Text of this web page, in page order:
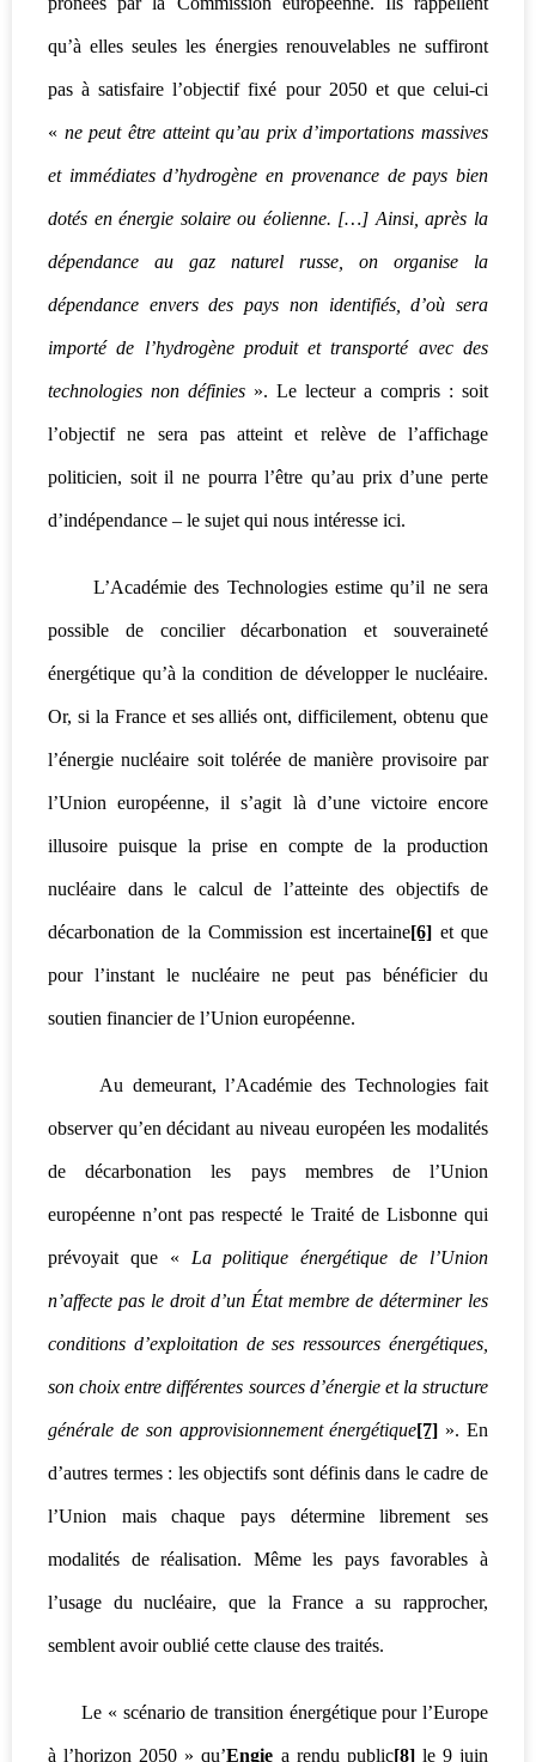
qu’à elles seules les énergies renouvelables ne suffiront
pas à satisfaire l’objectif fixé pour 2050 et que celui-ci
« ne peut être atteint qu’au prix d’importations massives
et immédiates d’hydrogène en provenance de pays bien
dotés en énergie solaire ou éolienne. […] Ainsi, après la
dépendance au gaz naturel russe, on organise la
dépendance envers des pays non identifiés, d’où sera
importé de l’hydrogène produit et transporté avec des
technologies non définies ». Le lecteur a compris : soit
l’objectif ne sera pas atteint et relève de l’affichage
politicien, soit il ne pourra l’être qu’au prix d’une perte
d’indépendance – le sujet qui nous intéresse ici.
L’Académie des Technologies estime qu’il ne sera
possible de concilier décarbonation et souveraineté
énergétique qu’à la condition de développer le nucléaire.
Or, si la France et ses alliés ont, difficilement, obtenu que
l’énergie nucléaire soit tolérée de manière provisoire par
l’Union européenne, il s’agit là d’une victoire encore
illusoire puisque la prise en compte de la production
nucléaire dans le calcul de l’atteinte des objectifs de
décarbonation de la Commission est incertaine[6] et que
pour l’instant le nucléaire ne peut pas bénéficier du
soutien financier de l’Union européenne.
Au demeurant, l’Académie des Technologies fait
observer qu’en décidant au niveau européen les modalités
de décarbonation les pays membres de l’Union
européenne n’ont pas respecté le Traité de Lisbonne qui
prévoyait que « La politique énergétique de l’Union
n’affecte pas le droit d’un État membre de déterminer les
conditions d’exploitation de ses ressources énergétiques,
son choix entre différentes sources d’énergie et la structure
générale de son approvisionnement énergétique[7] ». En
d’autres termes : les objectifs sont définis dans le cadre de
l’Union mais chaque pays détermine librement ses
modalités de réalisation. Même les pays favorables à
l’usage du nucléaire, que la France a su rapprocher,
semblent avoir oublié cette clause des traités.
Le « scénario de transition énergétique pour l’Europe
à l’horizon 2050 » qu’Engie a rendu public[8]le 9 juin